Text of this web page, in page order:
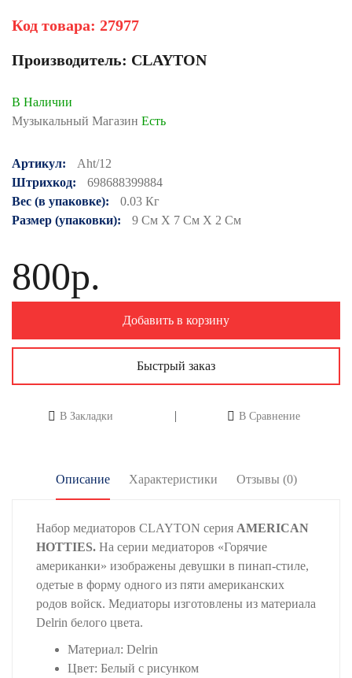
Код товара: 27977
Производитель: CLAYTON
В Наличии
Музыкальный Магазин Есть
Артикул:
Aht/12
Штрихкод:
698688399884
Вес (в упаковке):
0.03 Кг
Размер (упаковки):
9 См X 7 См X 2 См
800р.
Добавить в корзину
Быстрый заказ
В Закладки В Сравнение
Описание Характеристики Отзывы (0)
Набор медиаторов CLAYTON серия AMERICAN
HOTTIES. На серии медиаторов «Горячие
американки» изображены девушки в пинап-стиле,
одетые в форму одного из пяти американских
родов войск. Медиаторы изготовлены из материала
Delrin белого цвета.
Материал: Delrin
Цвет: Белый с рисунком